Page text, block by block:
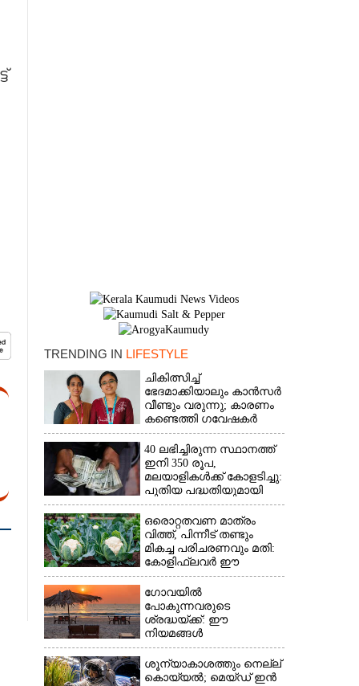
TRENDING IN LIFESTYLE
ചികിത്സിച്ച്
ഭേദമാക്കിയാലും കാൻസർ
വീണ്ടും വരുന്നു; കാരണം
കണ്ടെത്തി ഗവേഷകർ
40 ലഭിച്ചിരുന്ന സ്ഥാനത്ത്
ഇനി 350 രൂപ,
മലയാളികൾക്ക് കോളടിച്ചു:
പുതിയ പദ്ധതിയുമായി
നാളികേര ബോർഡ്
ഒരൊറ്റതവണ മാത്രം
വിത്ത്, പിന്നീട് തണ്ടും
മികച്ച പരിചരണവും മതി:
കോളിഫ്ലവർ ഈ
രീതിയിലും കൃഷിചെയ്യാം
ഗോവയിൽ
പോകുന്നവരുടെ
ശ്രദ്ധയ്ക്ക്: ഈ
നിയമങ്ങൾ
പാലിക്കാത്തവർക്ക്
ഇനിമുതൽ ഒരു ലക്ഷം
രൂപവരെ പിഴ
ശൂന്യാകാശത്തും നെല്ല്
കൊയ്യൽ; മെയ്‌ഡ് ഇൻ
×